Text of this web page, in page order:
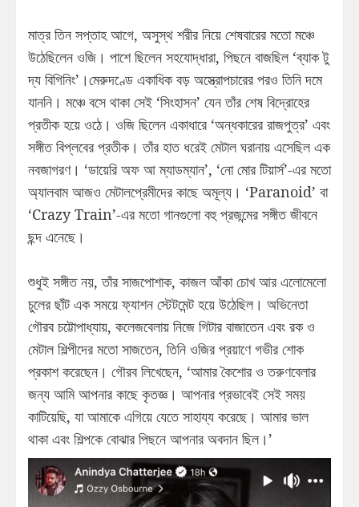
মাত্র তিন সপ্তাহ আগে, অসুস্থ শরীর নিয়ে শেষবারের মতো মঞ্চে
উঠেছিলেন ওজি। পাশে ছিলেন সহযোদ্ধারা, পিছনে বাজছিল ‘ব্যাক টু
দ্য বিগিনিং’।মেরুদণ্ডে একাধিক বড় অস্ত্রোপচারের পরও তিনি দমে
যাননি। মঞ্চে বসে থাকা সেই ‘সিংহাসন’ যেন তাঁর শেষ বিদ্রোহের
প্রতীক হয়ে ওঠে। ওজি ছিলেন একাধারে ‘অন্ধকারের রাজপুত্র’ এবং
সঙ্গীত বিপ্লবের প্রতীক। তাঁর হাত ধরেই মেটাল ঘরানায় এসেছিল এক
নবজাগরণ। ‘ডায়েরি অফ আ ম্যাডম্যান’, ‘নো মোর টিয়ার্স’-এর মতো
অ্যালবাম আজও মেটালপ্রেমীদের কাছে অমূল্য। ‘Paranoid’ বা
‘Crazy Train’-এর মতো গানগুলো বহু প্রজন্মের সঙ্গীত জীবনে
ছন্দ এনেছে।
শুধুই সঙ্গীত নয়, তাঁর সাজপোশাক, কাজল আঁকা চোখ আর এলোমেলো
চুলের ছাঁট এক সময়ে ফ্যাশন স্টেটমেন্ট হয়ে উঠেছিল। অভিনেতা
গৌরব চট্টোপাধ্যায়, কলেজবেলায় নিজে গিটার বাজাতেন এবং রক ও
মেটাল শিল্পীদের মতো সাজতেন, তিনি ওজির প্রয়াণে গভীর শোক
প্রকাশ করেছেন। গৌরব লিখেছেন, ‘আমার কৈশোর ও তরুণবেলার
জন্য আমি আপনার কাছে কৃতজ্ঞ। আপনার প্রভাবেই সেই সময়
কাটিয়েছি, যা আমাকে এগিয়ে যেতে সাহায্য করেছে। আমার ভাল
থাকা এবং শিল্পকে বোঝার পিছনে আপনার অবদান ছিল।’